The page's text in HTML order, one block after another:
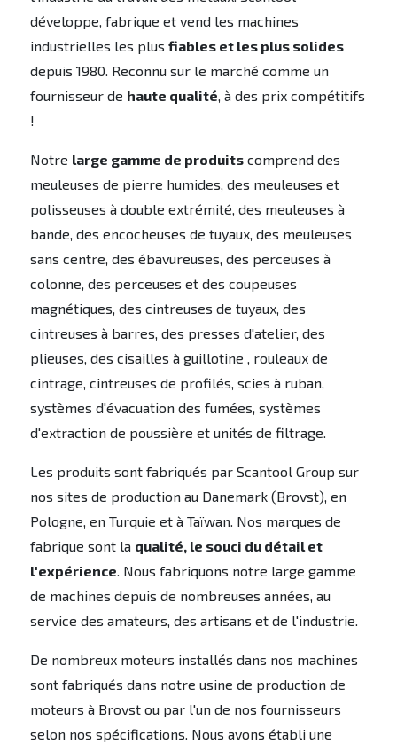
développe, fabrique et vend les machines
industrielles les plus fiables et les plus solides
depuis 1980. Reconnu sur le marché comme un
fournisseur de haute qualité , à des prix compétitifs
!
Notre large gamme de produitscomprend des
meuleuses de pierre humides, des meuleuses et
polisseuses à double extrémité, des meuleuses à
bande, des encocheuses de tuyaux, des meuleuses
sans centre, des ébavureuses, des perceuses à
colonne, des perceuses et des coupeuses
magnétiques, des cintreuses de tuyaux, des
cintreuses à barres, des presses d'atelier, des
plieuses, des cisailles à guillotine , rouleaux de
cintrage, cintreuses de profilés, scies à ruban,
systèmes d'évacuation des fumées, systèmes
d'extraction de poussière et unités de filtrage.
Les produits sont fabriqués par Scantool Group sur
nos sites de production au Danemark (Brovst), en
Pologne, en Turquie et à Taïwan. Nos marques de
fabrique sont la qualité, le souci du détail et
l'expérience . Nous fabriquons notre large gamme
de machines depuis de nombreuses années, au
service des amateurs, des artisans et de l'industrie.
De nombreux moteurs installés dans nos machines
sont fabriqués dans notre usine de production de
moteurs à Brovst ou par l'un de nos fournisseurs
selon nos spécifications. Nous avons établi une